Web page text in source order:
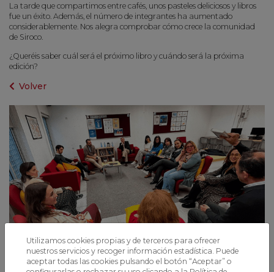
La tarde que compartimos entre cafés, unos pasteles deliciosos y libros
fue un éxito. Además, el número de integrantes ha aumentado
considerablemente. Nos alegra comprobar cómo crece la comunidad
de Siroco.
¿Queréis saber cuál será el próximo libro y cuándo será la próxima
edición?
Volver
Utilizamos cookies propias y de terceros para ofrecer
nuestros servicios y recoger información estadística. Puede
aceptar todas las cookies pulsando el botón “Aceptar” o